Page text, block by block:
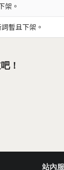
架。
暫且下架。
！
站內